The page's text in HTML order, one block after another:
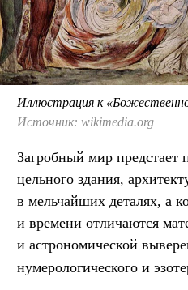
Иллюстрация к
Источник: wikimedia.org
Загробный мир предстает
цельного здания,
в мельчайших деталях, а
и времени отличаются
и астрономической
нумерологического и